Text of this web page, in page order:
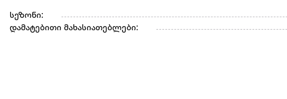
სეზონი:
დამატებითი მახასიათებლები: